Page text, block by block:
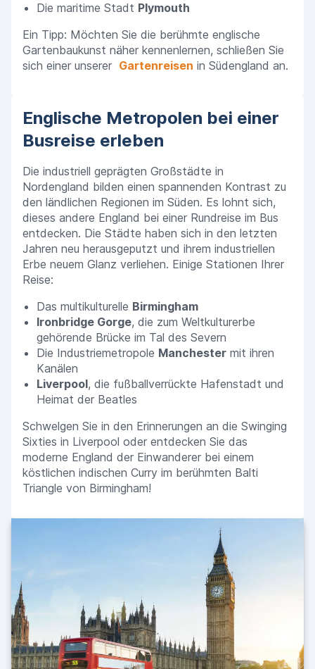
Die maritime Stadt Plymouth
Ein Tipp: Möchten Sie die berühmte englische
Gartenbaukunst näher kennenlernen, schließen Sie
sich einer unserer Gartenreisen in Südengland an.
Englische Metropolen bei einer
Busreise erleben
Die industriell geprägten Großstädte in
Nordengland bilden einen spannenden Kontrast zu
den ländlichen Regionen im Süden. Es lohnt sich,
dieses andere England bei einer Rundreise im Bus
entdecken. Die Städte haben sich in den letzten
Jahren neu herausgeputzt und ihrem industriellen
Erbe neuem Glanz verliehen. Einige Stationen Ihrer
Reise:
Das multikulturelle Birmingham
Ironbridge Gorge, die zum Weltkulturerbe
gehörende Brücke im Tal des Severn
Die Industriemetropole Manchester mit ihren
Kanälen
Liverpool, die fußballverrückte Hafenstadt und
Heimat der Beatles
Schwelgen Sie in den Erinnerungen an die Swinging
Sixties in Liverpool oder entdecken Sie das
moderne England der Einwanderer bei einem
köstlichen indischen Curry im berühmten Balti
Triangle von Birmingham!